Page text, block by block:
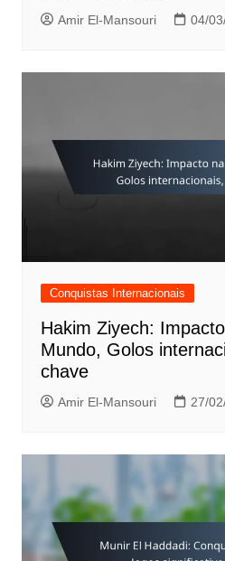
Amir El-Mansouri 04/
Conquistas Internacionais
Hakim Ziyech:
Mundo, Golos
chave
Amir El-Mansouri 27/